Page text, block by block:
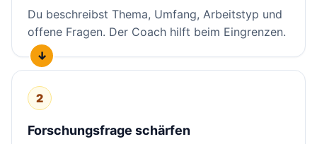
Du beschreibst Thema, Umfang, Arbeitstyp und
offene Fragen. Der Coach hilft beim Eingrenzen.
2
Forschungsfrage schärfen